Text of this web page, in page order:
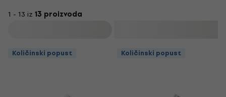
1 - 13 iz 13 proizvoda
Količinski popust Količinski popust